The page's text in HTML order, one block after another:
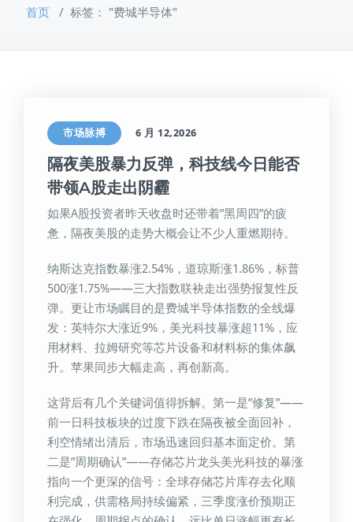
首页 / 标签： "费城半导体"
市场脉搏 6 月 12,2026
隔夜美股暴力反弹，科技线今日能否
带领A股走出阴霾
如果A股投资者昨天收盘时还带着”黑周四”的疲
惫，隔夜美股的走势大概会让不少人重燃期待。
纳斯达克指数暴涨2.54%，道琼斯涨1.86%，标普
500涨1.75%——三大指数联袂走出强势报复性反
弹。更让市场瞩目的是费城半导体指数的全线爆
发：英特尔大涨近9%，美光科技暴涨超11%，应
用材料、拉姆研究等芯片设备和材料标的集体飙
升。苹果同步大幅走高，再创新高。
这背后有几个关键词值得拆解。第一是”修复”——
前一日科技板块的过度下跌在隔夜被全面回补，
利空情绪出清后，市场迅速回归基本面定价。第
二是”周期确认”——存储芯片龙头美光科技的暴涨
指向一个更深的信号：全球存储芯片库存去化顺
利完成，供需格局持续偏紧，三季度涨价预期正